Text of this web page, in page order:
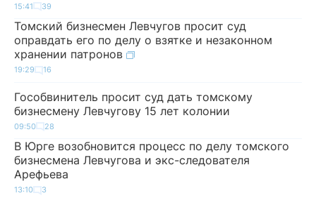
15:41 39
Томский бизнесмен Левчугов просит суд
оправдать его по делу о взятке и незаконном
хранении патронов
19:29 16
Гособвинитель просит суд дать томскому
бизнесмену Левчугову 15 лет колонии
09:50 28
В Юрге возобновится процесс по делу томского
бизнесмена Левчугова и экс-следователя
Арефьева
13:10 3